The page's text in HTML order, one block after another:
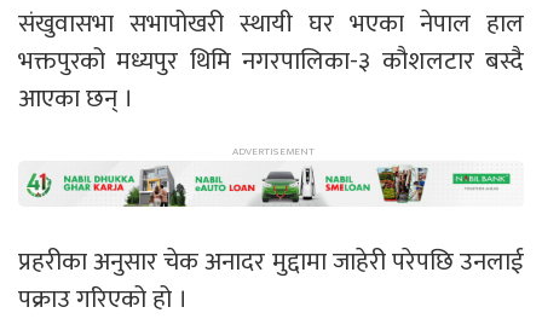
संखुवासभा सभापोखरी स्थायी घर भएका नेपाल हाल
भक्तपुरको मध्यपुर थिमि नगरपालिका-३ कौशलटार बस्दै
आएका छन् ।
प्रहरीका अनुसार चेक अनादर मुद्दामा जाहेरी परेपछि उनलाई
पक्राउ गरिएको हो ।